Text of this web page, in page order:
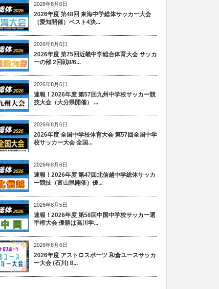
2026年8月6日
2026年度 第48回 東海中学総体サッカー大会
（愛知開催）ベスト4決...
2026年8月6日
2026年度 第75回近畿中学総合体育大会 サッカ
ーの部 2回戦8/6...
2026年8月6日
速報！2026年度 第57回九州中学校サッカー競
技大会（大分県開催） ...
2026年8月6日
2026年度 全国中学校体育大会 第57回全国中学
校サッカー大会 全国...
2026年8月6日
速報！2026年度 第47回北信越中学総体サッカ
ー競技（富山県開催）優...
2026年8月5日
速報！2026年度 第58回中国中学校サッカー選
手権大会 優勝は高川学...
2026年8月6日
2026年度 アストロスポーツ 和倉ユースサッカ
ー大会 (石川) 8...